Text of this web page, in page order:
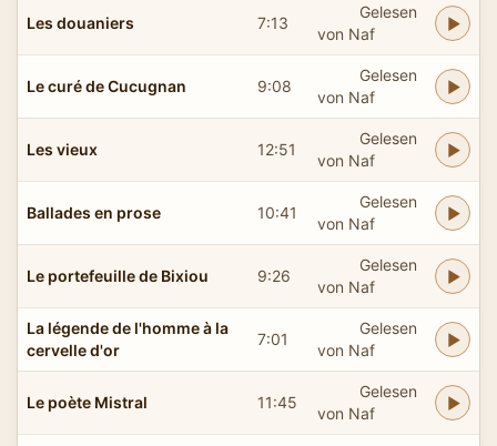
Les douaniers 7:13
Gelesen
von Naf
Le curé de Cucugnan 9:08
Gelesen
von Naf
Les vieux 12:51
Gelesen
von Naf
Ballades en prose 10:41
Gelesen
von Naf
Le portefeuille de Bixiou 9:26
Gelesen
von Naf
La légende de l'homme à la
cervelle d'or
7:01
Gelesen
von Naf
Le poète Mistral 11:45
Gelesen
von Naf